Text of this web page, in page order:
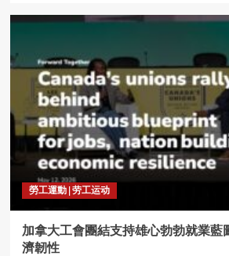
勞工運動 | 劳工运动
加拿大工會團結支持雄心勃勃就業藍
濟韌性